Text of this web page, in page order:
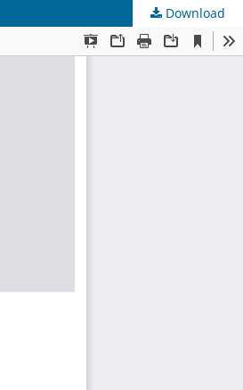
Download